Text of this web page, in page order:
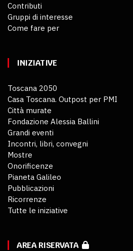
Contributi
Gruppi di interesse
Come fare per
INIZIATIVE
Toscana 2050
Casa Toscana. Outpost per PMI
Città murate
Fondazione Alessia Ballini
Grandi eventi
Incontri, libri, convegni
Mostre
Onorificenze
Pianeta Galileo
Pubblicazioni
Ricorrenze
Tutte le iniziative
AREA RISERVATA